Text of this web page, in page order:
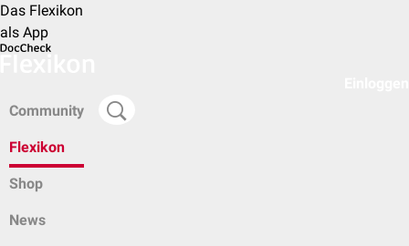
Das Flexikon
als App
Community
Flexikon
Shop
News